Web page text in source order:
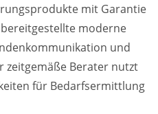
mit Garantie
moderne
und
zeitgemäße Berater nutzt
für Bedarfsermittlung